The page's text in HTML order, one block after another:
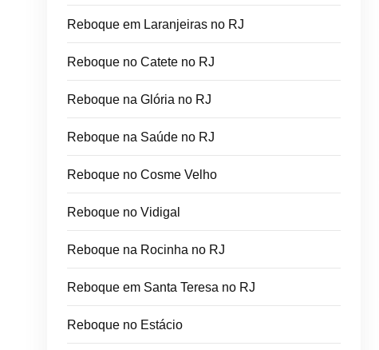
Reboque em Laranjeiras no RJ
Reboque no Catete no RJ
Reboque na Glória no RJ
Reboque na Saúde no RJ
Reboque no Cosme Velho
Reboque no Vidigal
Reboque na Rocinha no RJ
Reboque em Santa Teresa no RJ
Reboque no Estácio